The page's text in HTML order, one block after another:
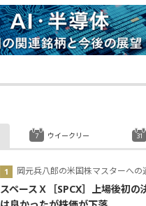
岡元兵八郎の米国株マスターへの
スペースＸ［SPCX］上場後初の
ウイークリー